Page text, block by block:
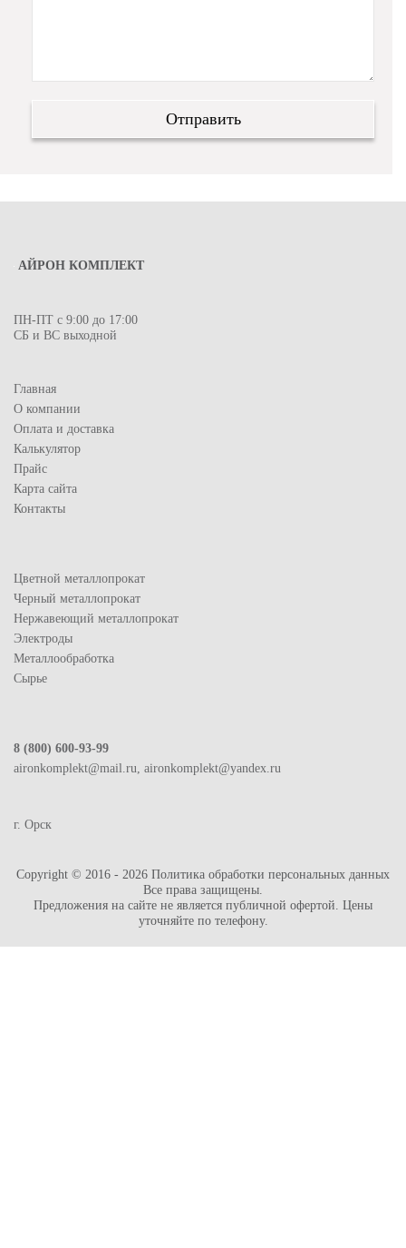
АЙРОН КОМПЛЕКТ
ПН-ПТ с 9:00 до 17:00
СБ и ВС выходной
Главная
О компании
Оплата и доставка
Калькулятор
Прайс
Карта сайта
Контакты
Цветной металлопрокат
Черный металлопрокат
Нержавеющий металлопрокат
Электроды
Металлообработка
Сырье
8 (800) 600-93-99
aironkomplekt@mail.ru, aironkomplekt@yandex.ru
г. Орск
Copyright © 2016 - 2026 Политика обработки персональных данных
Все права защищены.
Предложения на сайте не является публичной офертой. Цены
уточняйте по телефону.